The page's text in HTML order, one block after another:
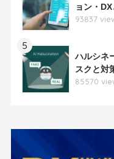
ョン・
93837
5
ハルシネ
スクと対
85570